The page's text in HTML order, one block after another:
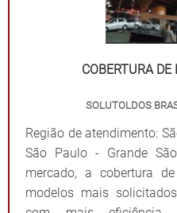
COBERTURA
SOLUTOLDOS
Região de atendimento:
São Paulo - Grande
mercado, a cobertura
modelos mais